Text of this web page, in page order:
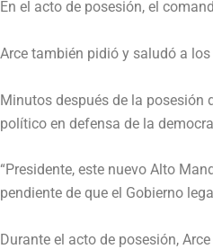
En el acto de posesión, el
Arce también pidió y saludó a
Minutos después de la posesión
político en defensa de la
“Presidente, este nuevo Alto
pendiente de que el Gobierno
Durante el acto de posesión,